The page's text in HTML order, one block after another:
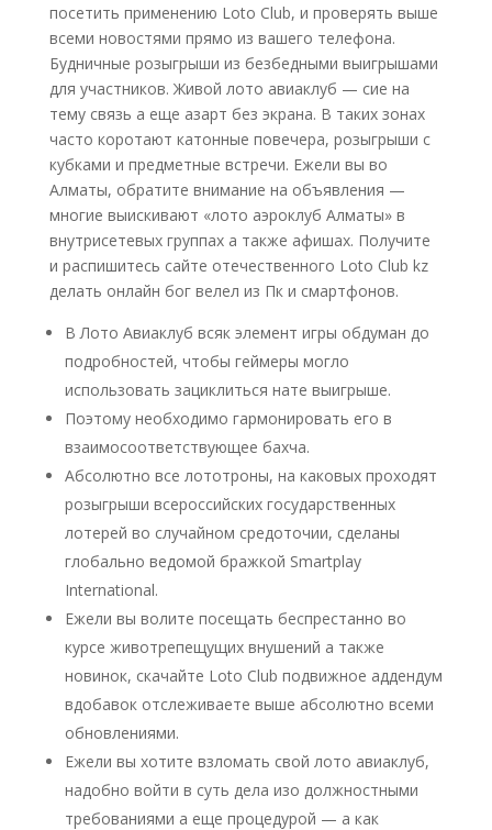
посетить применению Loto Club, и проверять выше
всеми новостями прямо из вашего телефона.
Будничные розыгрыши из безбедными выигрышами
для участников. Живой лото авиаклуб — сие на
тему связь а еще азарт без экрана. В таких зонах
часто коротают катонные повечера, розыгрыши с
кубками и предметные встречи. Ежели вы во
Алматы, обратите внимание на объявления —
многие выискивают «лото аэроклуб Алматы» в
внутрисетевых группах а также афишах. Получите
и распишитесь сайте отечественного Loto Club kz
делать онлайн бог велел из Пк и смартфонов.
В Лото Авиаклуб всяк элемент игры обдуман до
подробностей, чтобы геймеры могло
использовать зациклиться нате выигрыше.
Поэтому необходимо гармонировать его в
взаимосоответствующее бахча.
Абсолютно все лототроны, на каковых проходят
розыгрыши всероссийских государственных
лотерей во случайном средоточии, сделаны
глобально ведомой бражкой Smartplay
International.
Ежели вы волите посещать беспрестанно во
курсе животрепещущих внушений а также
новинок, скачайте Loto Club подвижное аддендум
вдобавок отслеживаете выше абсолютно всеми
обновлениями.
Ежели вы хотите взломать свой лото авиаклуб,
надобно войти в суть дела изо должностными
требованиями а еще процедурой — а как